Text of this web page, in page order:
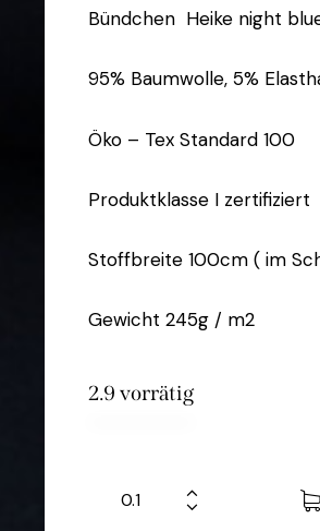
Bündchen Heike night
95% Baumwolle, 5%
Öko – Tex Standard 100
Produktklasse I zertifiziert
Stoffbreite 100cm ( im
Gewicht 245g / m2
2.9 vorrätig